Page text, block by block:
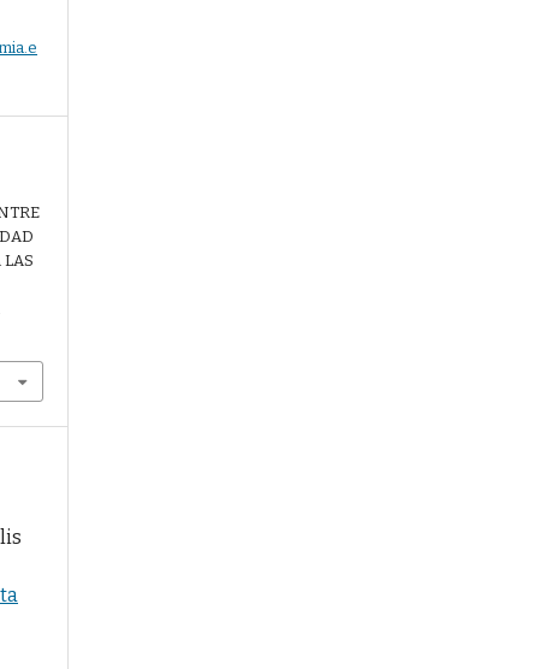
LAS